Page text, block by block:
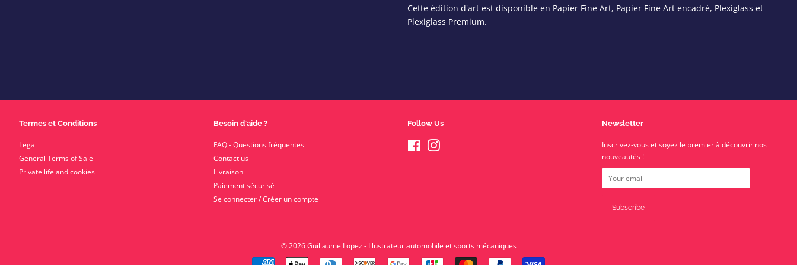
Cette édition d'art est disponible en Papier Fine Art, Papier Fine Art encadré, Plexiglass et
Plexiglass Premium.
Termes et Conditions
Legal
General Terms of Sale
Private life and cookies
Besoin d'aide ?
FAQ - Questions fréquentes
Contact us
Livraison
Paiement sécurisé
Se connecter / Créer un compte
Follow Us
Facebook
Newsletter
Inscrivez-vous et soyez le premier à découvrir nos
nouveautés !
© 2026Guillaume Lopez - Illustrateur automobile et sports mécaniques